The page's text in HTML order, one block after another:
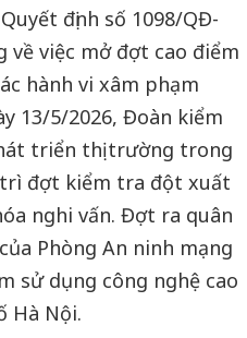
định số 1098/QĐ-
về việc mở đợt cao điểm
hành vi xâm phạm
13/5/2026, Đoàn kiểm
triển thị trường trong
trì đợt kiểm tra đột xuất
nghi vấn. Đợt ra quân
Phòng An ninh mạng
sử dụng công nghệ cao
Hà Nội.